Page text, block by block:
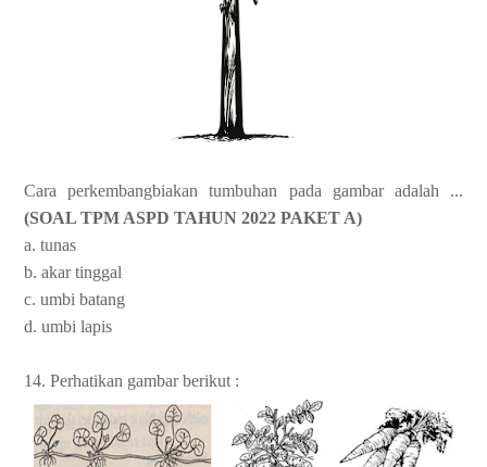
Cara perkembangbiakan tumbuhan pada gambar adalah ...
(SOAL TPM ASPD TAHUN 2022 PAKET A)
a. tunas
b. akar tinggal
c. umbi batang
d. umbi lapis
14. Perhatikan gambar berikut :